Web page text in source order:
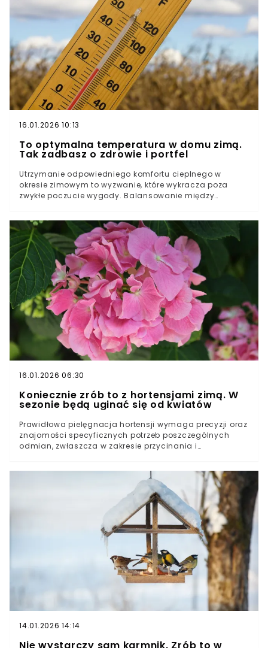
16.01.2026 10:13
To optymalna temperatura w domu zimą.
Tak zadbasz o zdrowie i portfel
Utrzymanie odpowiedniego komfortu cieplnego w
okresie zimowym to wyzwanie, które wykracza poza
zwykłe poczucie wygody. Balansowanie między
codzienne samopoczucie, ale również na stan
techniczny budynku oraz domowy budżet.
16.01.2026 06:30
Koniecznie zrób to z hortensjami zimą. W
sezonie będą uginać się od kwiatów
Prawidłowa pielęgnacja hortensji wymaga precyzji oraz
znajomości specyficznych potrzeb poszczególnych
odmian, zwłaszcza w zakresie przycinania i
zdrowego wzrostu, ale przede wszystkim gwarantują
widowiskowe kwitnienie w nadchodzącym sezonie. Jak
zadbać o hortensje zimą, by wiosną kwitły pięknie i
zdrowo? Wyjaśniamy.Kiedy i jak prawidłowo przyciąć
hortensję, aby zapewnić jej obfite kwitnienie?Na to
trzeba uważać przy przycinaniu hortensjiZimowa opieka
nad hortensjami. O tym trzeba pamiętać
14.01.2026 14:14